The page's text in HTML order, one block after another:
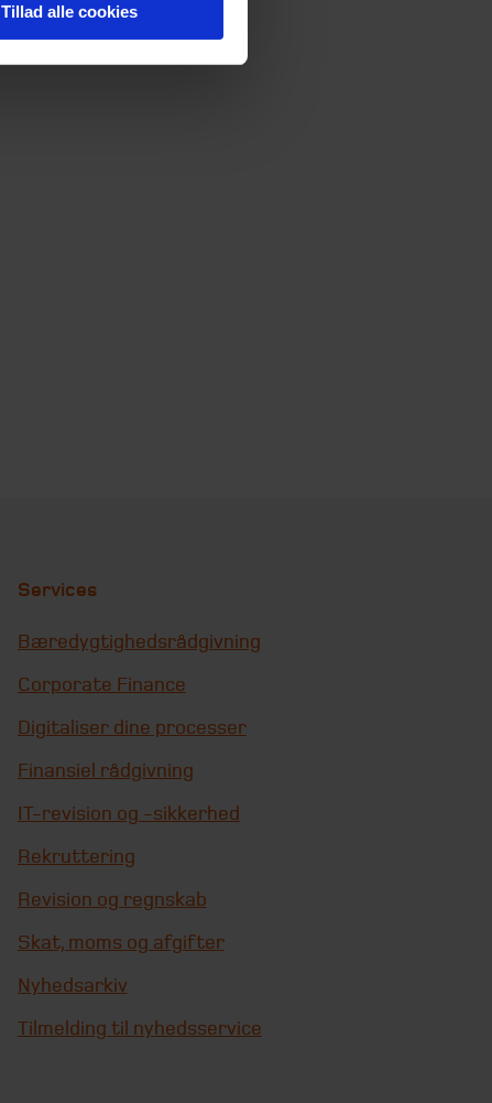
Tillad alle cookies
Services
Bæredygtighedsrådgivning
Corporate Finance
Digitaliser dine processer
Finansiel rådgivning
IT-revision og -sikkerhed
Rekruttering
Revision og regnskab
Skat, moms og afgifter
Nyhedsarkiv
Tilmelding til nyhedsservice